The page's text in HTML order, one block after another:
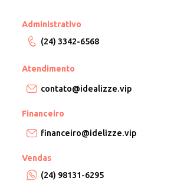
Administrativo
(24) 3342-6568
Atendimento
contato@idealizze.vip
Financeiro
financeiro@idelizze.vip
Vendas
(24) 98131-6295